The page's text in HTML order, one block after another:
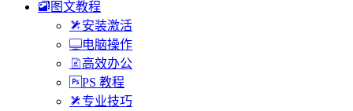
图文教程
安装激活
电脑操作
高效办公
PS 教程
专业技巧